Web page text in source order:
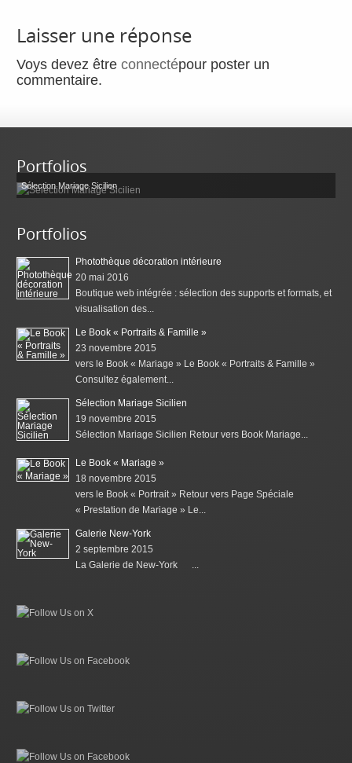
Laisser une réponse
Voys devez êtreconnectépour poster un
commentaire.
Portfolios
Sélection Mariage Sicilien
Portfolios
Photothèque décoration intérieure
20 mai 2016
Boutique web intégrée : sélection des supports et formats, et
visualisation des...
Le Book « Portraits & Famille »
23 novembre 2015
vers le Book « Mariage » Le Book « Portraits & Famille »
Consultez également...
Sélection Mariage Sicilien
19 novembre 2015
Sélection Mariage Sicilien Retour vers Book Mariage...
Le Book « Mariage »
18 novembre 2015
vers le Book « Portrait » Retour vers Page Spéciale
« Prestation de Mariage » Le...
Galerie New-York
2 septembre 2015
La Galerie de New-York ...